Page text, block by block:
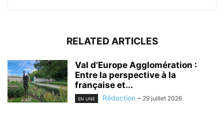
RELATED ARTICLES
Val d’Europe Agglomération :
Entre la perspective à la
française et...
EN UNE Rédaction - 29 juillet 2026